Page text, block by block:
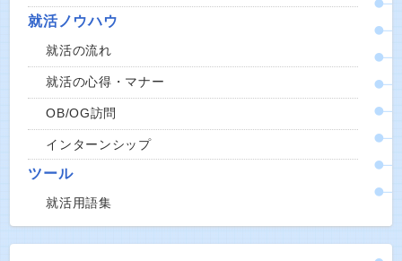
就活ノウハウ
就活の流れ
就活の心得・マナー
OB/OG訪問
インターンシップ
ツール
就活用語集